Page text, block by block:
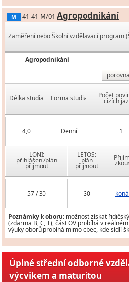
M 41-41-M/01 Agropodnikání
Zaměření nebo Školní vzdělávací program
Agropodnikání
Délka studia Forma studia Počet
cizích
4,0 Denní 1
LONI:
přihlášení/plán
přijmout
LETOS:
plán
přijmout
57 / 30 30
Poznámky k oboru: možnost získat
(zdarma B, C, T), část OV probíhá v
výuky oborů probíhá mimo obec, kde sídlí
Úplné střední odborné
výcvikem a maturitou